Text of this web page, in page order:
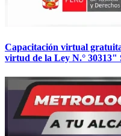
Capacitación virtual
virtud de la Ley N.° 30313"